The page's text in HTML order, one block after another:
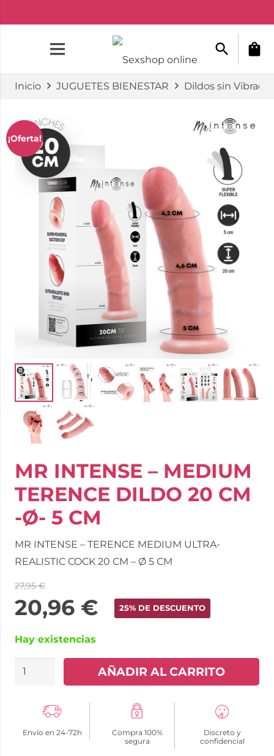
search shopping_bag
Inicio JUGUETES BIENESTAR Dildos sin
¡Oferta!
MR INTENSE – MEDIUM
TERENCE DILDO 20 CM
-Ø- 5 CM
MR INTENSE – TERENCE MEDIUM ULTRA-
REALISTIC COCK 20 CM – Ø 5 CM
27,95€
20,96 € 25% DE DESCUENTO
Hay existencias
MR
MEDIUM
TERENCE
AÑADIR AL CARRITO
Envío en 24-72h
Compra 100%
segura
Discreto y
confidencial